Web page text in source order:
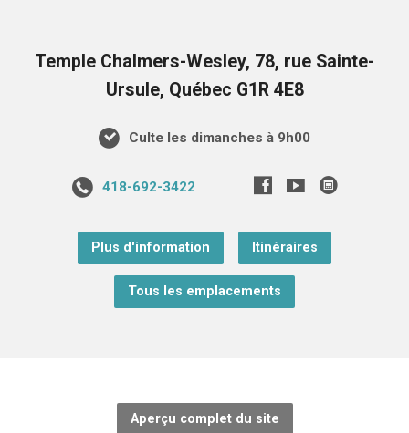
Temple Chalmers-Wesley, 78, rue Sainte-
Ursule, Québec G1R 4E8
Culte les dimanches à 9h00
418-692-3422
Plus d'information Itinéraires
Tous les emplacements
Aperçu complet du site